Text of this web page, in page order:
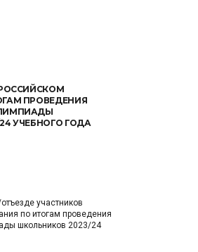
ПРОВЕДЕНИЯ
УЧЕБНОГО ГОДА
участников
по итогам проведения
школьников 2023/24